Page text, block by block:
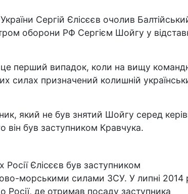
Сергій Єлісєєв очолив
оборони РФ Сергієм Шойгу у
перший випадок, коли на вищу
силах призначений колишній
який не був знятий Шойгу серед
він був заступником Кравчука.
Єлісєєв був заступником
морськими силами ЗСУ. У липні 2014
Росії, де отримав посаду заступника